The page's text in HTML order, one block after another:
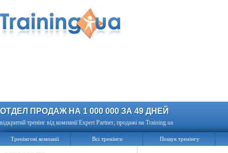
ОТДЕЛ ПРОДАЖ НА 1 000 000 ЗА 49 ДНЕЙ
відкритий тренінг від компанії Expert Partner, продажі на Training.ua
Тренінгові компанії Всі тренінги Пошук тренінгу